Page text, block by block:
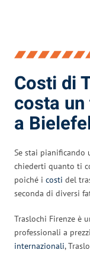
Costi di
costa
a
Se stai pianificando
chiederti quanto ti
poiché i costi del
seconda di diversi
Traslochi Firenze è
professionali a
internazionali,